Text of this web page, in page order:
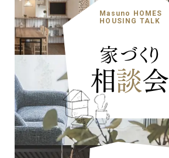
Masuno HOMES
HOUSING TALK
家づくり
相談会